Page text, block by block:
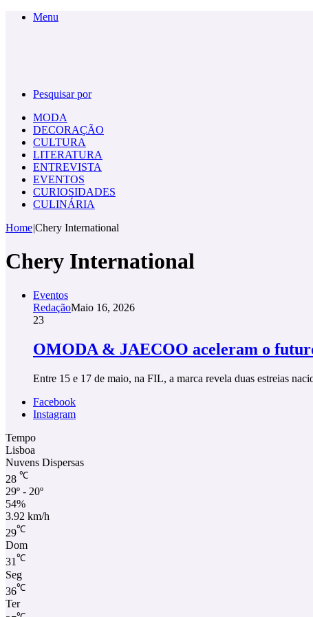
Menu
Pesquisar por
MODA
DECORAÇÃO
CULTURA
LITERATURA
ENTREVISTA
EVENTOS
CURIOSIDADES
CULINÁRIA
Home|Chery International
Chery International
Eventos
RedaçãoMaio 16, 2026
23
OMODA & JAECOO aceleram o
Entre 15 e 17 de maio, na FIL, a marca revela duas estreias
Facebook
Instagram
Tempo
Lisboa
Nuvens Dispersas
28 ℃
29º - 20º
54%
3.92 km/h
29℃
Dom
31℃
Seg
36℃
Ter